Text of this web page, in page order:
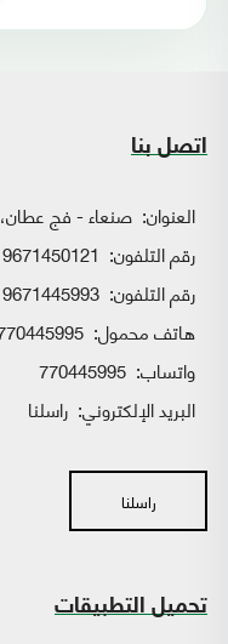
اتصل بنا
العنوان: صنعاء - فج
رقم التلفون: 9671450121
رقم التلفون: 9671445993
هاتف محمول:
واتساب:
البريد الإلكتروني: راسلنا
راسلنا
تحميل التطبيقات